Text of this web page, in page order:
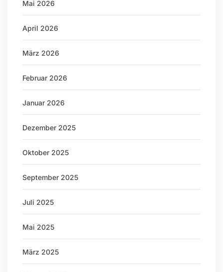
Mai 2026
April 2026
März 2026
Februar 2026
Januar 2026
Dezember 2025
Oktober 2025
September 2025
Juli 2025
Mai 2025
März 2025